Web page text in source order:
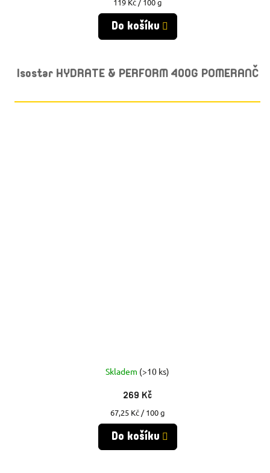
cena:
119 Kč / 100 g
Do košíku
Isostar HYDRATE & PERFORM 400G POMERANČ
Skladem (>10 ks)
269 Kč
Měrná
cena:
67,25 Kč / 100 g
Do košíku